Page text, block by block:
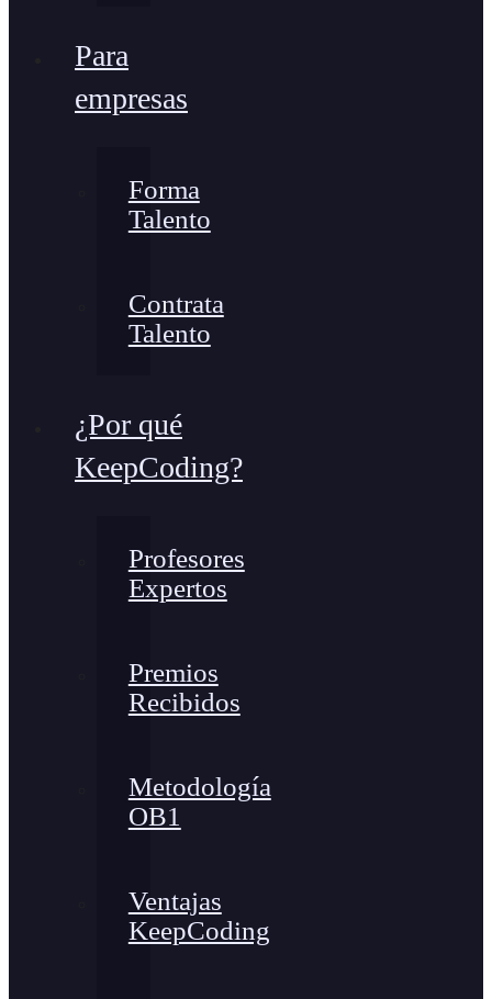
Para
empresas
Forma
Talento
Contrata
Talento
¿Por qué
KeepCoding?
Profesores
Expertos
Premios
Recibidos
Metodología
OB1
Ventajas
KeepCoding